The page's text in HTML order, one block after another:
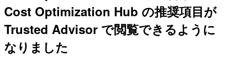
Cost Optimization Hub の推奨項目が
Trusted Advisor で閲覧できるように
なりました